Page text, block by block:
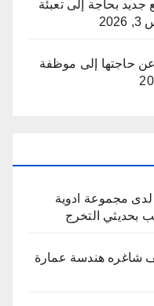
بحاجة إلى تعبئة
حاجتها إلى موظفة
مجموعة ادوية
التخرج
شاغره هندسة عمارة